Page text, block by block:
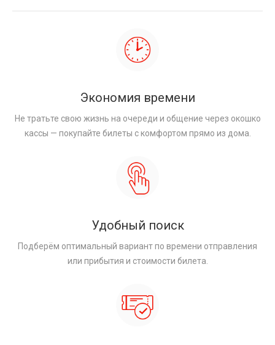
Экономия времени
Не тратьте свою жизнь на очереди и общение через окошко
кассы — покупайте билеты с комфортом прямо из дома.
Удобный поиск
Подберём оптимальный вариант по времени отправления
или прибытия и стоимости билета.